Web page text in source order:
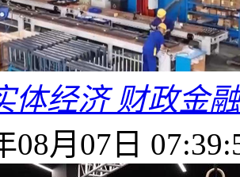
体经济 财政金
08月07日